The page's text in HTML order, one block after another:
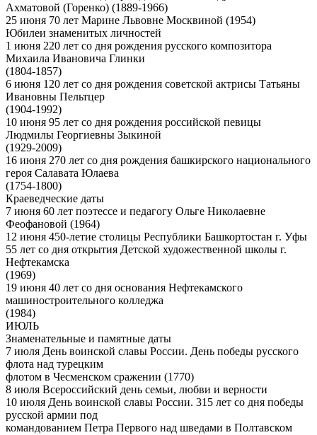
Ахматовой (Горенко) (1889-1966)
25 июня 70 лет Марине Львовне Москвиной (1954)
Юбилеи знаменитых личностей
1 июня 220 лет со дня рождения русского композитора
Михаила Ивановича Глинки
(1804-1857)
6 июня 120 лет со дня рождения советской актрисы Татьяны
Ивановны Пельтцер
(1904-1992)
10 июня 95 лет со дня рождения российской певицы
Людмилы Георгиевны Зыкиной
(1929-2009)
16 июня 270 лет со дня рождения башкирского национального
героя Салавата Юлаева
(1754-1800)
Краеведческие даты
7 июня 60 лет поэтессе и педагогу Ольге Николаевне
Феофановой (1964)
12 июня 450-летие столицы Республики Башкортостан г. Уфы
55 лет со дня открытия Детской художественной школы г.
Нефтекамска
(1969)
19 июня 40 лет со дня основания Нефтекамского
машиностроительного колледжа
(1984)
ИЮЛЬ
Знаменательные и памятные даты
7 июля День воинской славы России. День победы русского
флота над турецким
флотом в Чесменском сражении (1770)
8 июля Всероссийский день семьи, любви и верности
10 июля День воинской славы России. 315 лет со дня победы
русской армии под
командованием Петра Первого над шведами в Полтавском